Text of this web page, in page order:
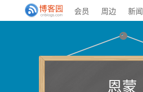
会员 周边 新闻
恩蒙